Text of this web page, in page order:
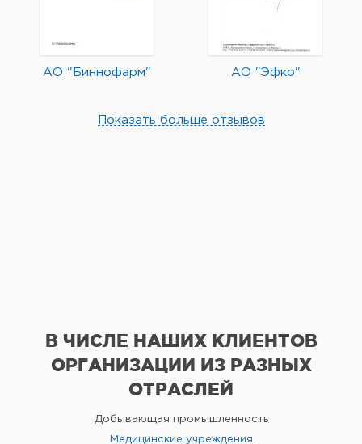
АО "Биннофарм" АО "Эфко"
Показать больше отзывов
В ЧИСЛЕ НАШИХ КЛИЕНТОВ
ОРГАНИЗАЦИИ ИЗ РАЗНЫХ
ОТРАСЛЕЙ
Добывающая промышленность
Медицинские учреждения